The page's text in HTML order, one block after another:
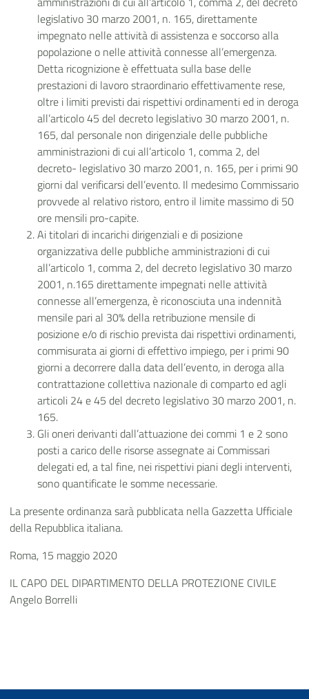
legislativo 30 marzo 2001, n. 165, direttamente
impegnato nelle attività di assistenza e soccorso alla
popolazione o nelle attività connesse all’emergenza.
Detta ricognizione è effettuata sulla base delle
prestazioni di lavoro straordinario effettivamente rese,
oltre i limiti previsti dai rispettivi ordinamenti ed in deroga
all’articolo 45 del decreto legislativo 30 marzo 2001, n.
165, dal personale non dirigenziale delle pubbliche
amministrazioni di cui all’articolo 1, comma 2, del
decreto- legislativo 30 marzo 2001, n. 165, per i primi 90
giorni dal verificarsi dell’evento. Il medesimo Commissario
provvede al relativo ristoro, entro il limite massimo di 50
ore mensili pro-capite.
Ai titolari di incarichi dirigenziali e di posizione
organizzativa delle pubbliche amministrazioni di cui
all’articolo 1, comma 2, del decreto legislativo 30 marzo
2001, n.165 direttamente impegnati nelle attività
connesse all’emergenza, è riconosciuta una indennità
mensile pari al 30% della retribuzione mensile di
posizione e/o di rischio prevista dai rispettivi ordinamenti,
commisurata ai giorni di effettivo impiego, per i primi 90
giorni a decorrere dalla data dell’evento, in deroga alla
contrattazione collettiva nazionale di comparto ed agli
articoli 24 e 45 del decreto legislativo 30 marzo 2001, n.
165.
Gli oneri derivanti dall’attuazione dei commi 1 e 2 sono
posti a carico delle risorse assegnate ai Commissari
delegati ed, a tal fine, nei rispettivi piani degli interventi,
sono quantificate le somme necessarie.
La presente ordinanza sarà pubblicata nella Gazzetta Ufficiale
della Repubblica italiana.
Roma, 15 maggio 2020
IL CAPO DEL DIPARTIMENTO DELLA PROTEZIONE CIVILE
Angelo Borrelli